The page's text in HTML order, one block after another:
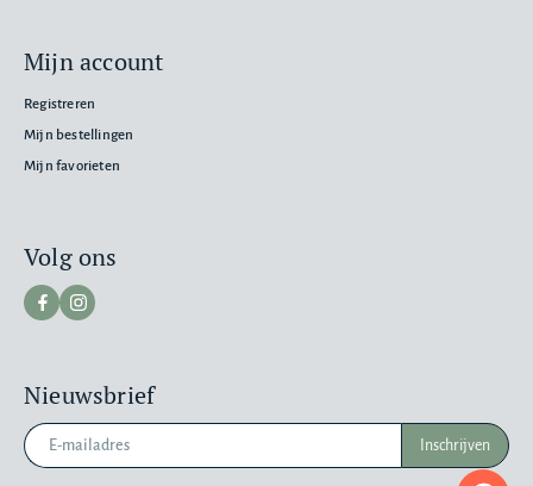
Mijn account
Registreren
Mijn bestellingen
Mijn favorieten
Nieuwsbrief
Inschrijven
Volg ons
TARGETING